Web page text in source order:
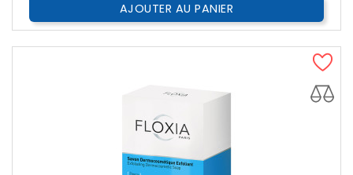
AJOUTER AU PANIER